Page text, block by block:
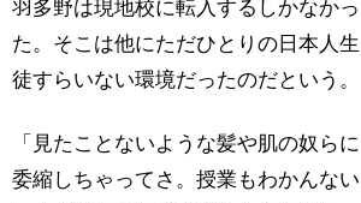
羽多野は現地校に転入するしかなかっ
た。そこは他にただひとりの日本人生
徒すらいない環境だったのだという。
「見たことないような髪や肌の奴らに
委縮しちゃってさ。授業もわかんない